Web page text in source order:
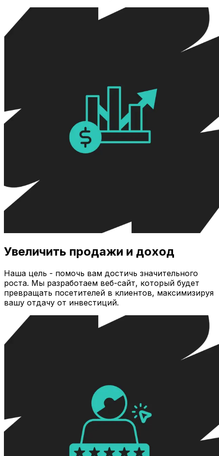
Увеличить продажи и доход
Наша цель - помочь вам достичь значительного
роста. Мы разработаем веб-сайт, который будет
превращать посетителей в клиентов, максимизируя
вашу отдачу от инвестиций.